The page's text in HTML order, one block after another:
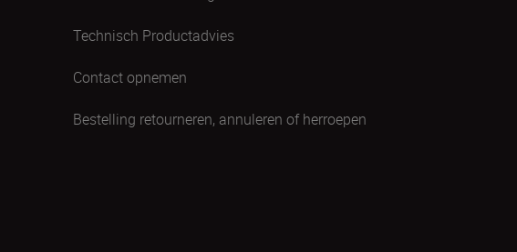
Technisch Productadvies
Contact opnemen
Bestelling retourneren, annuleren of herroepen